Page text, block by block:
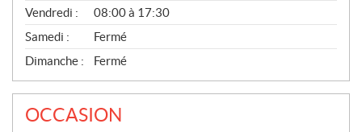
Vendredi :
08:00 à 17:30
Samedi :
Fermé
Dimanche :
Fermé
OCCASION